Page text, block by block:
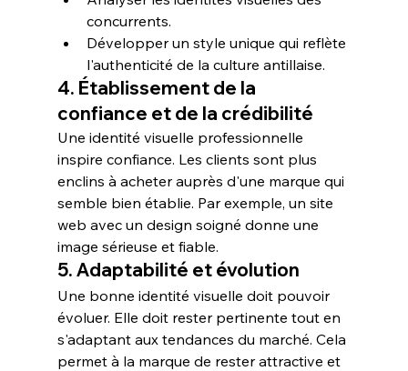
concurrents.
Développer un style unique qui reflète
l'authenticité de la culture antillaise.
4. Établissement de la
confiance et de la crédibilité
Une identité visuelle professionnelle
inspire confiance. Les clients sont plus
enclins à acheter auprès d'une marque qui
semble bien établie. Par exemple, un site
web avec un design soigné donne une
image sérieuse et fiable.
5. Adaptabilité et évolution
Une bonne identité visuelle doit pouvoir
évoluer. Elle doit rester pertinente tout en
s'adaptant aux tendances du marché. Cela
permet à la marque de rester attractive et